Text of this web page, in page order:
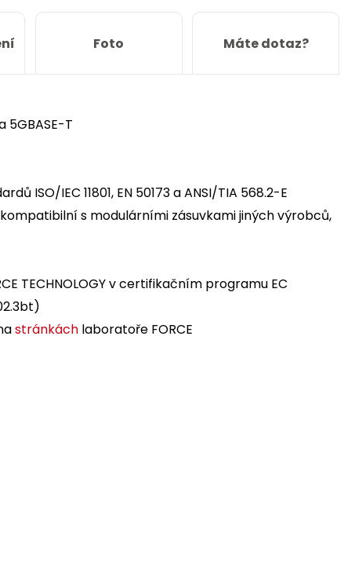
Foto Máte dotaz?
T
ISO/IEC 11801, EN 50173 a ANSI/TIA 568.2-E
s modulárními zásuvkami jiných výrobců,
TECHNOLOGY v certifikačním programu EC
stránkách laboratoře FORCE